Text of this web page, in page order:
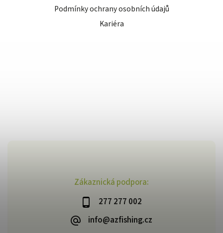
Zákaznická podpora:
277 277 002
info@azfishing.cz
Podmínky ochrany osobních údajů
Kariéra